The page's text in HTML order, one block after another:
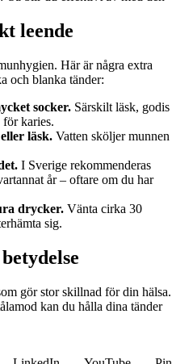
leende
Här är några extra
och blanka tänder:
socker. Särskilt läsk, godis
karies.
läsk. Vatten sköljer munnen
I Sverige rekommenderas
år – oftare om du har
drycker. Vänta cirka 30
sig.
gör stor skillnad för din hälsa.
kan du hålla dina tänder